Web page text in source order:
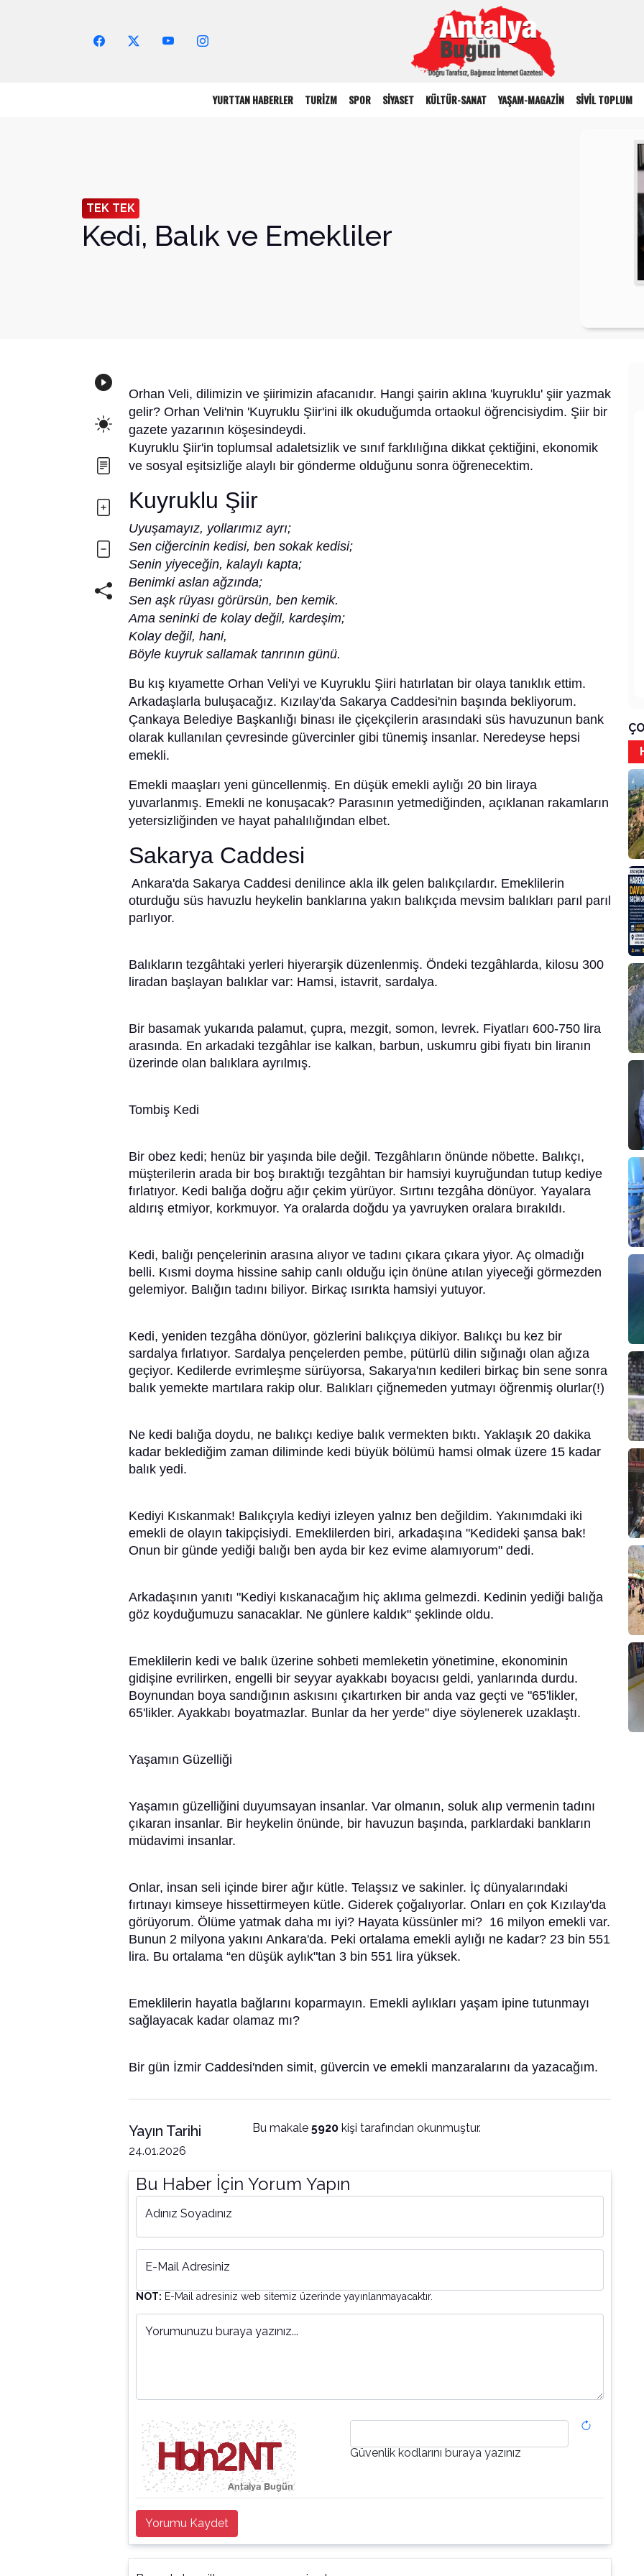
YURTTAN HABERLER TURİZM SPOR SİYASET KÜLTÜR-SANAT YAŞAM-MAGAZİN SİVİL TOPLUM
TEK TEK
Kedi, Balık ve Emekliler
Orhan Veli, dilimizin ve şiirimizin afacanıdır. Hangi şairin aklına 'kuyruklu' şiir yazmak
gelir? Orhan Veli'nin 'Kuyruklu Şiir'ini ilk okuduğumda ortaokul öğrencisiydim. Şiir bir
gazete yazarının köşesindeydi.
Kuyruklu Şiir'in toplumsal adaletsizlik ve sınıf farklılığına dikkat çektiğini, ekonomik
ve sosyal eşitsizliğe alaylı bir gönderme olduğunu sonra öğrenecektim.
Kuyruklu Şiir
Uyuşamayız, yollarımız ayrı;
Sen ciğercinin kedisi, ben sokak kedisi;
Senin yiyeceğin, kalaylı kapta;
Benimki aslan ağzında;
Sen aşk rüyası görürsün, ben kemik.
Ama seninki de kolay değil, kardeşim;
Kolay değil, hani,
Böyle kuyruk sallamak tanrının günü.
Bu kış kıyamette Orhan Veli'yi ve Kuyruklu Şiiri hatırlatan bir olaya tanıklık ettim.
Arkadaşlarla buluşacağız. Kızılay'da Sakarya Caddesi'nin başında bekliyorum.
Çankaya Belediye Başkanlığı binası ile çiçekçilerin arasındaki süs havuzunun bank
olarak kullanılan çevresinde güvercinler gibi tünemiş insanlar. Neredeyse hepsi
emekli.
Emekli maaşları yeni güncellenmiş. En düşük emekli aylığı 20 bin liraya
yuvarlanmış. Emekli ne konuşacak? Parasının yetmediğinden, açıklanan rakamların
yetersizliğinden ve hayat pahalılığından elbet.
Sakarya Caddesi
Ankara'da Sakarya Caddesi denilince akla ilk gelen balıkçılardır. Emeklilerin
oturduğu süs havuzlu heykelin banklarına yakın balıkçıda mevsim balıkları parıl parıl
parlıyor.
Balıkların tezgâhtaki yerleri hiyerarşik düzenlenmiş. Öndeki tezgâhlarda, kilosu 300
liradan başlayan balıklar var: Hamsi, istavrit, sardalya.
Bir basamak yukarıda palamut, çupra, mezgit, somon, levrek. Fiyatları 600-750 lira
arasında. En arkadaki tezgâhlar ise kalkan, barbun, uskumru gibi fiyatı bin liranın
üzerinde olan balıklara ayrılmış.
Tombiş Kedi
Bir obez kedi; henüz bir yaşında bile değil. Tezgâhların önünde nöbette. Balıkçı,
müşterilerin arada bir boş bıraktığı tezgâhtan bir hamsiyi kuyruğundan tutup kediye
fırlatıyor. Kedi balığa doğru ağır çekim yürüyor. Sırtını tezgâha dönüyor. Yayalara
aldırış etmiyor, korkmuyor. Ya oralarda doğdu ya yavruyken oralara bırakıldı.
Kedi, balığı pençelerinin arasına alıyor ve tadını çıkara çıkara yiyor. Aç olmadığı
belli. Kısmi doyma hissine sahip canlı olduğu için önüne atılan yiyeceği görmezden
gelemiyor. Balığın tadını biliyor. Birkaç ısırıkta hamsiyi yutuyor.
Kedi, yeniden tezgâha dönüyor, gözlerini balıkçıya dikiyor. Balıkçı bu kez bir
sardalya fırlatıyor. Sardalya pençelerden pembe, pütürlü dilin sığınağı olan ağıza
geçiyor. Kedilerde evrimleşme sürüyorsa, Sakarya'nın kedileri birkaç bin sene sonra
balık yemekte martılara rakip olur. Balıkları çiğnemeden yutmayı öğrenmiş olurlar(!)
Ne kedi balığa doydu, ne balıkçı kediye balık vermekten bıktı. Yaklaşık 20 dakika
kadar beklediğim zaman diliminde kedi büyük bölümü hamsi olmak üzere 15 kadar
balık yedi.
Kediyi Kıskanmak! Balıkçıyla kediyi izleyen yalnız ben değildim. Yakınımdaki iki
emekli de olayın takipçisiydi. Emeklilerden biri, arkadaşına "Kedideki şansa bak!
Onun bir günde yediği balığı ben ayda bir kez evime alamıyorum" dedi.
Arkadaşının yanıtı "Kediyi kıskanacağım hiç aklıma gelmezdi. Kedinin yediği balığa
göz koyduğumuzu sanacaklar. Ne günlere kaldık" şeklinde oldu.
Emeklilerin kedi ve balık üzerine sohbeti memleketin yönetimine, ekonominin
gidişine evrilirken, engelli bir seyyar ayakkabı boyacısı geldi, yanlarında durdu.
Boynundan boya sandığının askısını çıkartırken bir anda vaz geçti ve "65'likler,
65'likler. Ayakkabı boyatmazlar. Bunlar da her yerde" diye söylenerek uzaklaştı.
Yaşamın Güzelliği
Yaşamın güzelliğini duyumsayan insanlar. Var olmanın, soluk alıp vermenin tadını
çıkaran insanlar. Bir heykelin önünde, bir havuzun başında, parklardaki bankların
müdavimi insanlar.
Onlar, insan seli içinde birer ağır kütle. Telaşsız ve sakinler. İç dünyalarındaki
fırtınayı kimseye hissettirmeyen kütle. Giderek çoğalıyorlar. Onları en çok Kızılay'da
görüyorum. Ölüme yatmak daha mı iyi? Hayata küssünler mi? 16 milyon emekli var.
Bunun 2 milyona yakını Ankara'da. Peki ortalama emekli aylığı ne kadar? 23 bin 551
lira. Bu ortalama “en düşük aylık"tan 3 bin 551 lira yüksek.
Emeklilerin hayatla bağlarını koparmayın. Emekli aylıkları yaşam ipine tutunmayı
sağlayacak kadar olamaz mı?
Bir gün İzmir Caddesi'nden simit, güvercin ve emekli manzaralarını da yazacağım.
Yayın Tarihi
24.01.2026
Bu makale 5920kişi tarafından okunmuştur.
Bu Haber İçin Yorum Yapın
Adınız Soyadınız
E-Mail Adresiniz
NOT: E-Mail adresiniz web sitemiz üzerinde yayınlanmayacaktır.
Yorumunuzu buraya yazınız...
Güvenlik kodlarını buraya yazınız
Yorumu Kaydet
Arama Yap!